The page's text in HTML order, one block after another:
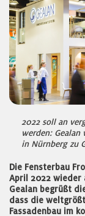
2022 soll an
werden: Gealan
in Nürnberg zu
Die Fensterbau
April 2022 wieder
Gealan begrüßt
dass die
Fassadenbau im